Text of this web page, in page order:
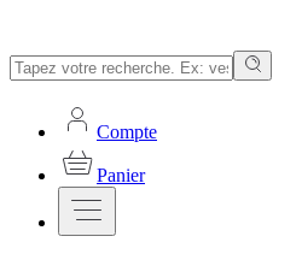
Compte
Panier